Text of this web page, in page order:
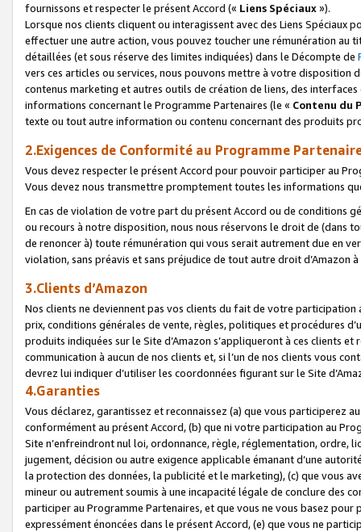
fournissons et respecter le présent Accord (« Liens Spéciaux»).
Lorsque nos clients cliquent ou interagissent avec des Liens Spéciaux
effectuer une autre action, vous pouvez toucher une rémunération
détaillées (et sous réserve des limites indiquées) dans le Décompte de
vers ces articles ou services, nous pouvons mettre à votre disposition
contenus marketing et autres outils de création de liens, des
informations concernant le Programme Partenaires (le « Contenu du
texte ou tout autre information ou contenu concernant des produits
2.Exigences de Conformité au Programme
Vous devez respecter le présent Accord pour pouvoir participer au
Vous devez nous transmettre promptement toutes les informations
En cas de violation de votre part du présent Accord ou de conditions
ou recours à notre disposition, nous nous réservons le droit de (dans
de renoncer à) toute rémunération qui vous serait autrement due en
violation, sans préavis et sans préjudice de tout autre droit
3.Clients d’Amazon
Nos clients ne deviennent pas vos clients du fait de votre
prix, conditions générales de vente, règles, politiques et procédures
produits indiquées sur le Site d’Amazon s’appliqueront à ces clients
communication à aucun de nos clients et, si l’un de nos clients vous
devrez lui indiquer d’utiliser les coordonnées figurant sur le Site
4.Garanties
Vous déclarez, garantissez et reconnaissez (a) que vous participerez
conformément au présent Accord, (b) que ni votre participation au
Site n’enfreindront nul loi, ordonnance, règle, réglementation, ordre,
jugement, décision ou autre exigence applicable émanant d’une
la protection des données, la publicité et le marketing), (c) que vous
mineur ou autrement soumis à une incapacité légale de conclure des
participer au Programme Partenaires, et que vous ne vous basez
expressément énoncées dans le présent Accord, (e) que vous ne